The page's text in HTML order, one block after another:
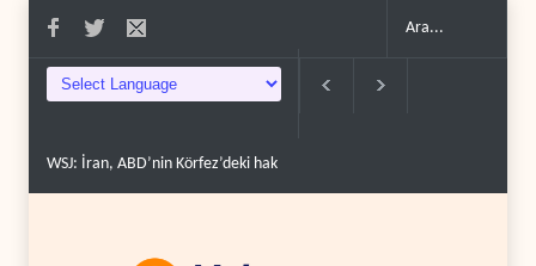
erdir.. İran: ABD’nin kara saldırısı planını başarısızlı..